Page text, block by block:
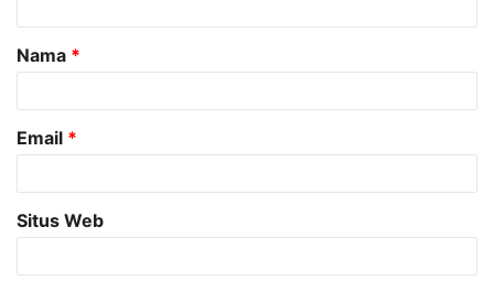
a
r
Nama *
Email *
Situs Web